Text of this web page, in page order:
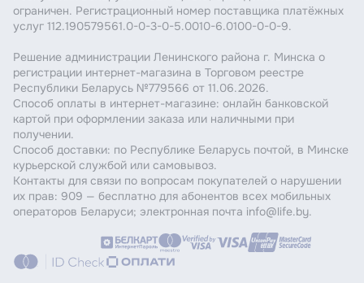
ограничен. Регистрационный номер поставщика платёжных
услуг 112.190579561.0-0-3-0-5.0010-6.0100-0-0-9.
Решение администрации Ленинского района г. Минска о
регистрации интернет-магазина в Торговом реестре
Республики Беларусь №779566 от 11.06.2026.
Способ оплаты в интернет-магазине: онлайн банковской
картой при оформлении заказа или наличными при
получении.
Способ доставки: по Республике Беларусь почтой, в Минске
курьерской службой или самовывоз.
Контакты для связи по вопросам покупателей о нарушении
их прав: 909 — бесплатно для абонентов всех мобильных
операторов Беларуси; электронная почта info@life.by.